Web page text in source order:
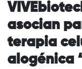
asocian
terapia
alogénica